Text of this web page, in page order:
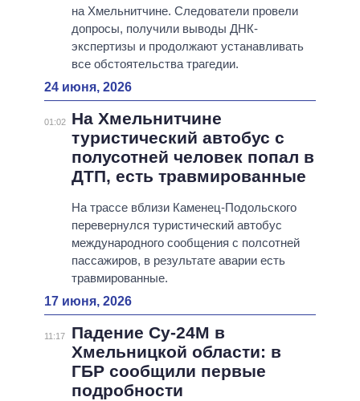
на Хмельнитчине. Следователи провели
допросы, получили выводы ДНК-
экспертизы и продолжают устанавливать
все обстоятельства трагедии.
24 июня, 2026
01:02
На Хмельнитчине
туристический автобус с
полусотней человек попал в
ДТП, есть травмированные
На трассе вблизи Каменец-Подольского
перевернулся туристический автобус
международного сообщения с полсотней
пассажиров, в результате аварии есть
травмированные.
17 июня, 2026
11:17
Падение Су-24М в
Хмельницкой области: в
ГБР сообщили первые
подробности